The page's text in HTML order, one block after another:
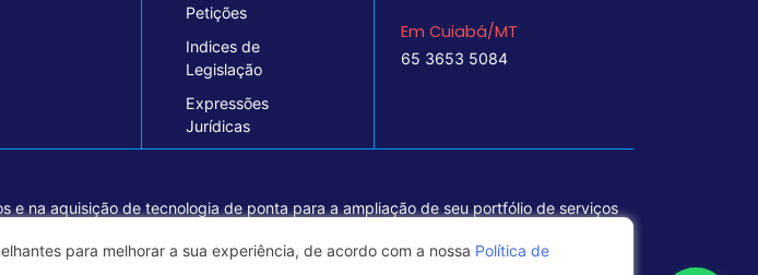
Petições
Indices de
Legislação
Expressões
Jurídicas
Em Cuiabá/MT
65 3653 5084
na aquisição de tecnologia de ponta para a ampliação de seu portfólio de serviços
empresariais.
para melhorar a sua experiência, de acordo com a nossa Política de